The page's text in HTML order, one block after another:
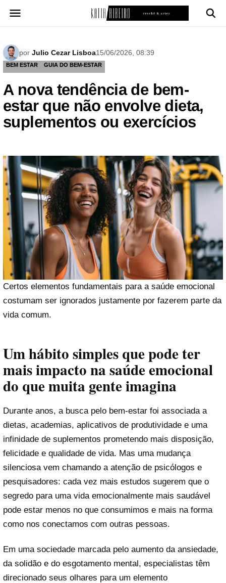
para
por Julio Cezar Lisboa15/06/2026, 08:39
BEM ESTAR GUIA DO BEM-ESTAR
A nova tendência de bem-
estar que não envolve dieta,
suplementos ou exercícios
Certos elementos fundamentais para a saúde emocional
costumam ser ignorados justamente por fazerem parte da
vida comum.
Um hábito simples que pode ter
mais impacto na saúde emocional
do que muita gente imagina
Durante anos, a busca pelo bem-estar foi associada a
dietas, academias, aplicativos de produtividade e uma
infinidade de suplementos prometendo mais disposição,
felicidade e qualidade de vida. Mas uma mudança
silenciosa vem chamando a atenção de psicólogos e
pesquisadores: cada vez mais estudos sugerem que o
segredo para uma vida emocionalmente mais saudável
pode estar menos no que consumimos e mais na forma
como nos conectamos com outras pessoas.
Em uma sociedade marcada pelo aumento da ansiedade,
da solidão e do esgotamento mental, especialistas têm
direcionado seus olhares para um elemento